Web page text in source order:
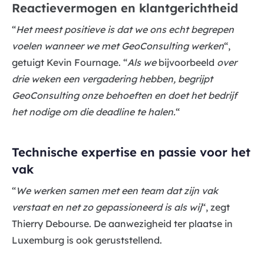
Reactievermogen en klantgerichtheid
“Het meest positieve is dat we ons echt begrepen
voelen wanneer we met GeoConsulting werken“,
getuigt Kevin Fournage. “Als we bijvoorbeeld over
drie weken een vergadering hebben, begrijpt
GeoConsulting onze behoeften en doet het bedrijf
het nodige om die deadline te halen.“
Technische expertise en passie voor het
vak
“We werken samen met een team dat zijn vak
verstaat en net zo gepassioneerd is als wij“, zegt
Thierry Debourse. De aanwezigheid ter plaatse in
Luxemburg is ook geruststellend.